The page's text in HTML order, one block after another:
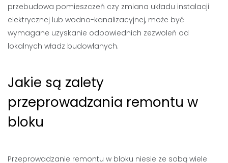
przebudowa pomieszczeń czy zmiana układu instalacji
elektrycznej lub wodno-kanalizacyjnej, może być
wymagane uzyskanie odpowiednich zezwoleń od
lokalnych władz budowlanych.
Jakie są zalety
przeprowadzania remontu w
bloku
Przeprowadzanie remontu w bloku niesie ze sobą wiele